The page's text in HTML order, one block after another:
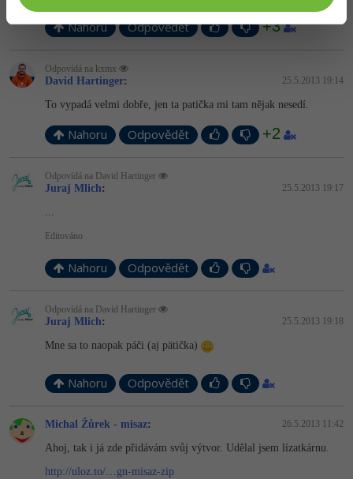
Nahoru Odpovědět +3
Odpovídá na kxmx
David Hartinger: 25.5.2013 19:14
To vypadá velmi dobře, jen ta patička mi tam nějak nesedí.
Nahoru Odpovědět +2
Odpovídá na David Hartinger
Juraj Mlich: 25.5.2013 19:17
...
Editováno
Nahoru Odpovědět
Odpovídá na David Hartinger
Juraj Mlich: 25.5.2013 19:18
Mne sa to naopak páči (aj pätička)
Nahoru Odpovědět
Michal Žůrek - misaz: 26.5.2013 11:42
Ahoj, tak i já zde přidávám svůj výtvor. Udělal jsem lízatkárnu.
http://uloz.to/…gn-misaz-zip